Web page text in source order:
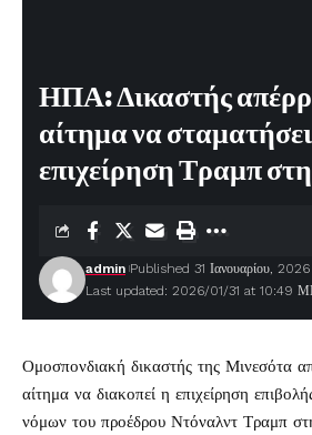
ΗΠΑ: Δικαστής
αίτημα να
επιχείρηση Τραμπ
Last updated: 2026/01/31 at 10:49
admin Published 31 Ιανουαρίου, 2026
Ομοσπονδιακή δικαστής της Μινεσότα
αίτημα να διακοπεί η επιχείρηση
νόμων του προέδρου Ντόναλντ Τραμπ